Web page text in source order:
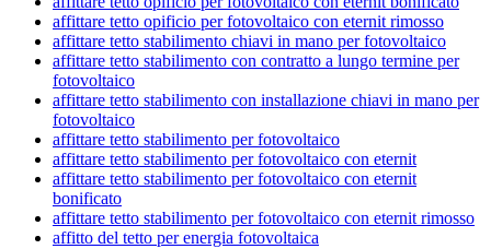
affittare tetto opificio per fotovoltaico con eternit rimosso
affittare tetto stabilimento chiavi in mano per fotovoltaico
affittare tetto stabilimento con contratto a lungo termine per
fotovoltaico
affittare tetto stabilimento con installazione chiavi in mano per
fotovoltaico
affittare tetto stabilimento per fotovoltaico
affittare tetto stabilimento per fotovoltaico con eternit
affittare tetto stabilimento per fotovoltaico con eternit
bonificato
affittare tetto stabilimento per fotovoltaico con eternit rimosso
affitto del tetto per energia fotovoltaica